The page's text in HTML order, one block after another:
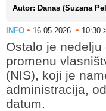
Autor: Danas (Suzana
INFO • 16.05.2026. • 10:30
Ostalo je
promenu
(NIS), koji je
administracija,
datum.